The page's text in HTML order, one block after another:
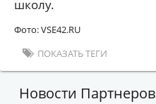
школу.
Фото: VSE42.RU
ПОКАЗАТЬ ТЕГИ
Новости Партнеров